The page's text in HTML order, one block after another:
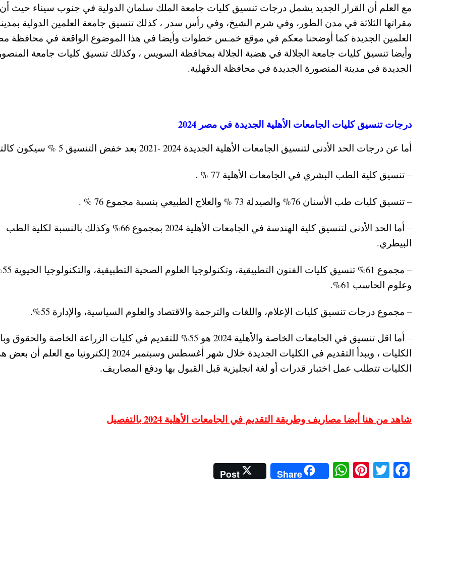
مع العلم أن القرار الجديد يشمل درجات تنسيق كليات جامعة الملك سلمان الدولية في جنوب سيناء حيث أن
مقراتها الثلاثة في مدن الطور، وفي شرم الشيخ، وفي رأس سدر ، كذلك تنسيق جامعة العلمين الدولية
العلمين الجديدة كما أوضحنا معكم في موقع خمـس خطوات وأيضا في هذا الموضوع الواقعة في محافظة
وأيضا تنسيق كليات جامعة الجلالة في هضبة الجلالة بمحافظة السويس ، وكذلك تنسيق كليات جامعة
الجديدة في مدينة المنصورة الجديدة في محافظة الدقهلية.
درجات تنسيق كليات الجامعات الأهلية الجديدة في مصر 2024
أما عن درجات الحد الأدنى لتنسيق الجامعات الأهلية الجديدة 2024 -2021 بعد خفض التنسيق 5 % سيكون كالتالي :-
– تنسيق كلية الطب البشري في الجامعات الأهلية 77 % .
– تنسيق كليات طب الأسنان 76% والصيدلة 73 % والعلاج الطبيعي بنسبة مجموع 76 % .
– أما الحد الأدنى لتنسيق كلية الهندسة في الجامعات الأهلية 2024 بمجموع 66% وكذلك بالنسبة لكلية الطب
البيطري.
– مجموع
وعلوم الحاسب 61%.
– مجموع درجات تنسيق كليات الإعلام، واللغات والترجمة والاقتصاد والعلوم السياسية، والإدارة 55%.
– أما اقل تنسيق في الجامعات الخاصة والأهلية 2024 هو 55% للتقديم في كليات الزراعة الخاصة
الكليات ، ويبدأ التقديم في الكليات الجديدة خلال شهر أغسطس وسبتمبر 2024 إلكترونيا مع العلم
الكليات تتطلب عمل اختبار قدرات أو لغة انجليزية قبل القبول بها ودفع المصاريف.
شاهد من هنا أيضا مصاريف وطريقة التقديم في الجامعات الأهلية 2024 بالتفصيل
Fa
T
Pi
W
ha
Share
Post